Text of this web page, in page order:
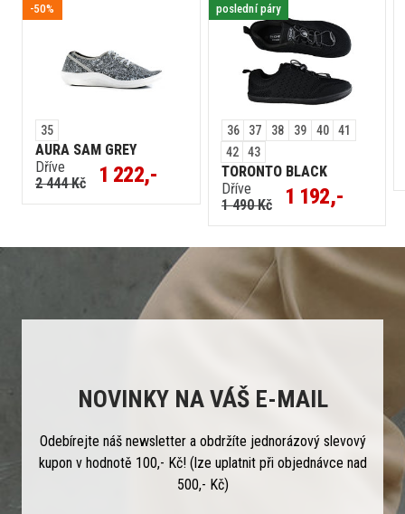
-50%
35
AURA SAM GREY
Dříve
2 444 Kč
1 222,-
poslední páry
36 37 38 39 40
41
42
43
TORONTO BLACK
Dříve
1 490 Kč
1 192,-
NOVINKY NA VÁŠ E-MAIL
Odebírejte náš newsletter a obdržíte jednorázový slevový
kupon v hodnotě 100,- Kč! (lze uplatnit při objednávce nad
500,- Kč)